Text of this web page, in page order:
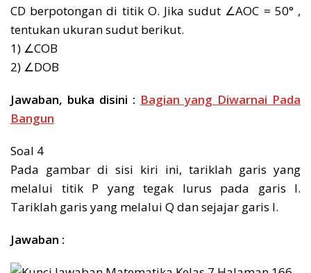
CD berpotongan di titik O. Jika sudut ∠AOC = 50° ,
tentukan ukuran sudut berikut.
1) ∠COB
2) ∠DOB
Jawaban, buka disini : Bagian yang Diwarnai Pada
Bangun
Soal 4
Pada gambar di sisi kiri ini, tariklah garis yang
melalui titik P yang tegak lurus pada garis l.
Tariklah garis yang melalui Q dan sejajar garis l.
Jawaban :